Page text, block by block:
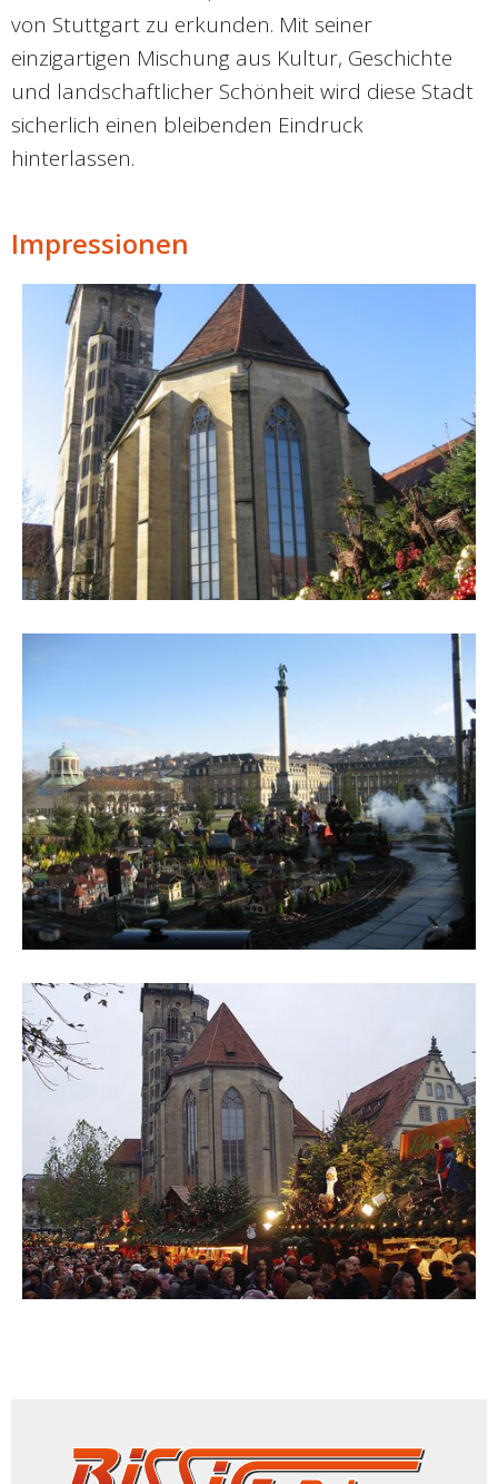
von Stuttgart zu erkunden. Mit seiner
einzigartigen Mischung aus Kultur, Geschichte
und landschaftlicher Schönheit wird diese Stadt
sicherlich einen bleibenden Eindruck
hinterlassen.
Impressionen